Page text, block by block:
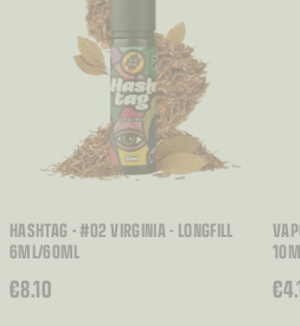
HASHTAG - #02 VIRGINIA - LONGFILL
6ML/60ML
€8.10 €